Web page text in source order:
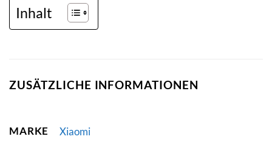
Inhalt
ZUSÄTZLICHE INFORMATIONEN
MARKE Xiaomi